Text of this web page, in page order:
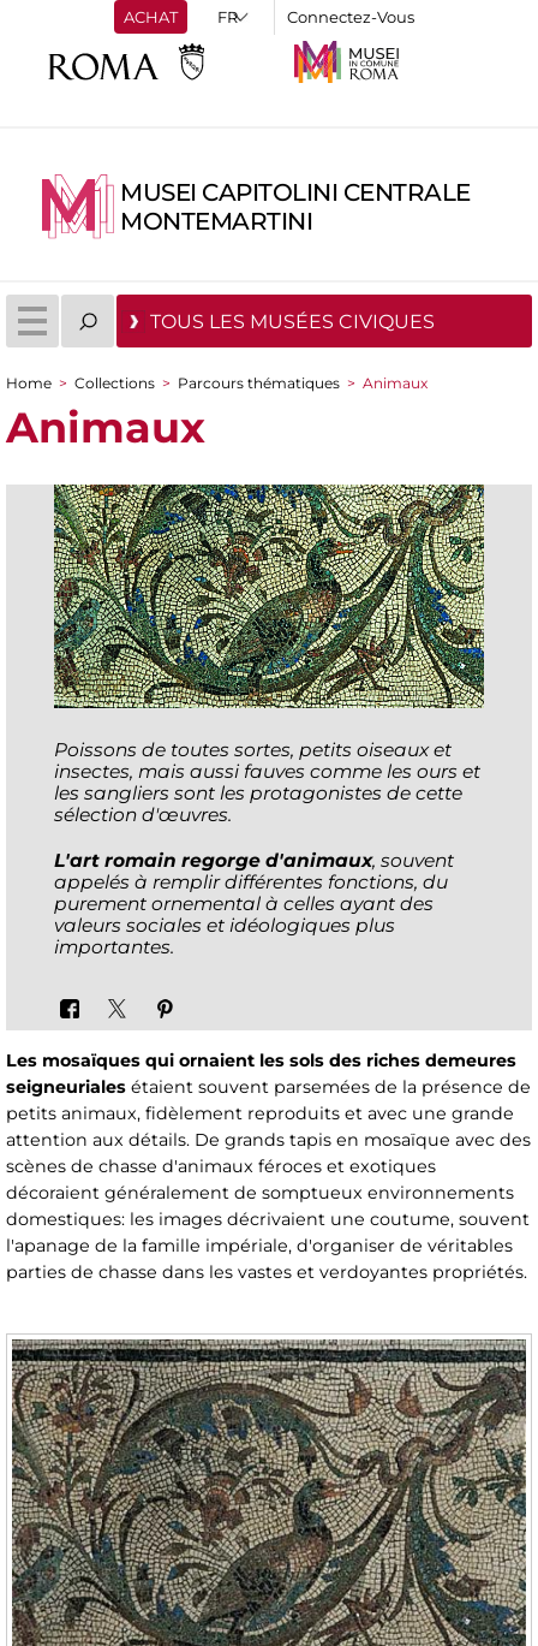
ACHAT Connectez-Vous
MUSEI CAPITOLINI CENTRALE
MONTEMARTINI
TOUS LES MUSÉES CIVIQUES
You are here
Home > Collections > Parcours thématiques > Animaux
Animaux
Poissons de toutes sortes, petits oiseaux et
insectes, mais aussi fauves comme les ours et
les sangliers sont les protagonistes de cette
sélection d'œuvres.
L'art romain regorge d'animaux, souvent
appelés à remplir différentes fonctions, du
purement ornemental à celles ayant des
valeurs sociales et idéologiques plus
importantes.
Les mosaïques qui ornaient les sols des riches demeures
seigneuriales étaient souvent parsemées de la présence de
petits animaux, fidèlement reproduits et avec une grande
attention aux détails. De grands tapis en mosaïque avec des
scènes de chasse d'animaux féroces et exotiques
décoraient généralement de somptueux environnements
domestiques: les images décrivaient une coutume, souvent
l'apanage de la famille impériale, d'organiser de véritables
parties de chasse dans les vastes et verdoyantes propriétés.